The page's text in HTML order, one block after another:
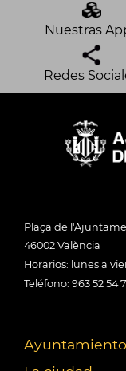
Nuestras
Redes
Plaça de
46002 València
Horarios: lunes a
Teléfono: 963 52 54
Ayuntamiento